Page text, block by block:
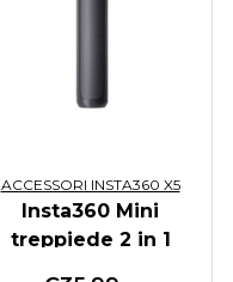
ACCESSORI INSTA360 X5
Insta360 Mini
treppiede 2 in 1